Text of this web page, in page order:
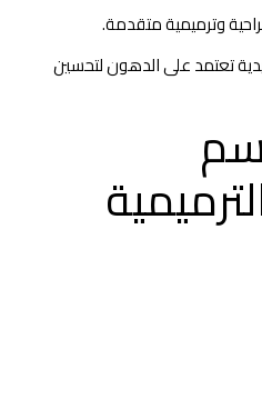
وترميمية متقدمة.
تعتمد على الدهون لتحسين